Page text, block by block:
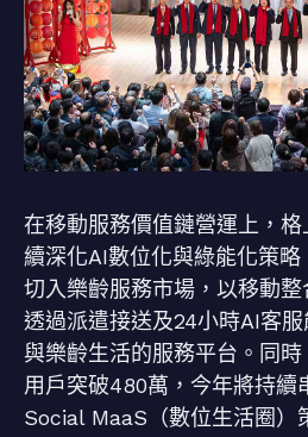
在移動服務價值鏈營運上，
續深化AI數位化與綠能化策
切入樂齡服務市場，以移動整
透過派遣接送及24小時AI客
與樂齡生活的服務平台。同
用戶突破480萬，今年將持續
Social MaaS（數位生活圈）